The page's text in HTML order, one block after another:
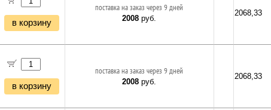
в корзину
поставка на заказ через 9 дней
2008 руб.
2068,33
в корзину
поставка на заказ через 9 дней
2008 руб.
2068,33